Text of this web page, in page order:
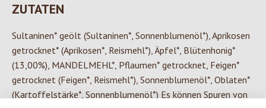
ZUTATEN
Sultaninen* geölt (Sultaninen*, Sonnenblumenöl*), Aprikosen
getrocknet* (Aprikosen*, Reismehl*), Äpfel*, Blütenhonig*
(13,00%), MANDELMEHL*, Pflaumen* getrocknet, Feigen*
getrocknet (Feigen*, Reismehl*), Sonnenblumenöl*, Oblaten*
(Kartoffelstärke*, Sonnenblumenöl*) Es können Spuren von